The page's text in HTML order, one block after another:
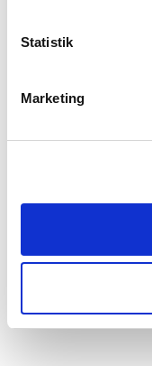
Statistik
Marketing